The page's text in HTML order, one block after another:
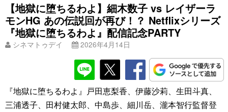
【地獄に堕ちるわよ】細木数子 vs レイザーラ
モンHG あの伝説回が再び！？ Netflixシリーズ
『地獄に堕ちるわよ』配信記念PARTY
シネマトゥデイ 2026年4月14日
『地獄に堕ちるわよ』戸田恵梨香、伊藤沙莉、生田斗真、
三浦透子、田村健太郎、中島歩、細川岳、瀧本智行監督登